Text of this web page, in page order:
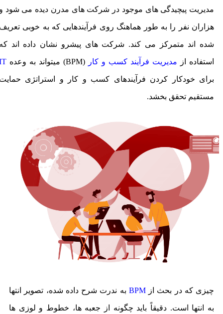
مدیریت پیچیدگی های موجود در شرکت های مدرن دیده می شود و
هزاران نفر را به طور هماهنگ روی فرآیندهایی که به خوبی تعریف
شده اند متمرکز می کند. شرکت های پیشرو نشان داده اند که
استفاده ازمدیریت فرآیند کسب و کار(BPM) می­تواند به وعده IT
برای خودکار کردن فرآیندهای کسب و کار و استراتژی حمایت
مستقیم تحقق بخشد.
چیزی که در بحث ازBPMبه ندرت شرح داده شده، تصویر انتها
به انتها است. دقیقاً باید چگونه از جعبه ها، خطوط و لوزی ها